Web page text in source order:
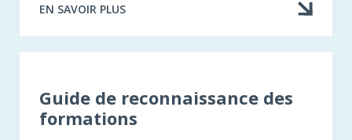
EN SAVOIR PLUS
À
LA
FORMATION
CONTINUE
​Guide de reconnaissance des
formations